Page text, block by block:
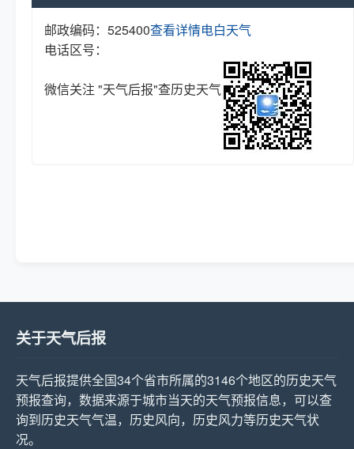
邮政编码：525400
电话区号：
查看详情电白天气
微信关注 "天气后报"查历史天气
关于天气后报
天气后报提供全国34个省市所属的3146个地区的历史天气
预报查询，数据来源于城市当天的天气预报信息，可以查
询到历史天气气温，历史风向，历史风力等历史天气状
况。